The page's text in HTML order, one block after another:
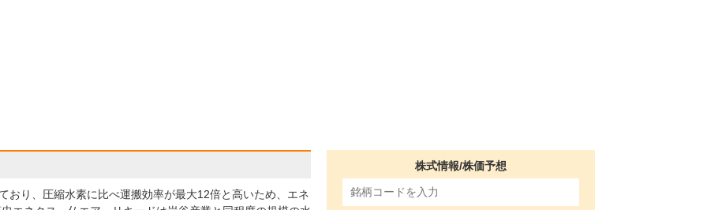
おり、圧縮水素に比べ運搬効率が最大12倍と高いため、エネ
株式情報/株価予想